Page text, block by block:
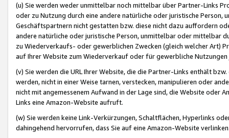
(u) Sie werden weder unmittelbar noch mittelbar über Partner-Links
oder zu Nutzung durch eine andere natürliche oder juristische
Geschäftspartnern nicht gestatten bzw. diese nicht dazu auffordern
andere natürliche oder juristische Person, unmittelbar oder mittelbar
zu Wiederverkaufs- oder gewerblichen Zwecken (gleich welcher Art)
auf Ihrer Website zum Wiederverkauf oder für gewerbliche
(v) Sie werden die URL Ihrer Website, die die Partner-Links enthält
werden, nicht in einer Weise tarnen, verstecken, manipulieren oder
nicht mit angemessenem Aufwand in der Lage sind, die Website oder
Links eine Amazon-Website aufruft.
(w) Sie werden keine Link-Verkürzungen, Schaltflächen, Hyperlinks
dahingehend hervorrufen, dass Sie auf eine Amazon-Website